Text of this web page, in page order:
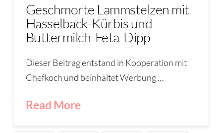
Geschmorte Lammstelzen mit
Hasselback-Kürbis und
Buttermilch-Feta-Dipp
Dieser Beitrag entstand in Kooperation mit
Chefkoch und beinhaltet Werbung …
Read More